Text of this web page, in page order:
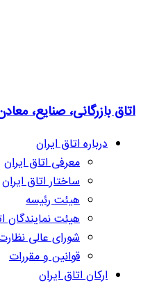
اتاق بازرگانی، صنایع،
درباره اتاق ایران
معرفی اتاق ایران
ساختار اتاق ایران
هیئت رئیسه
هیئت نمایندگان
شورای عالی
قوانین و مقررات
ارکان اتاق ایران